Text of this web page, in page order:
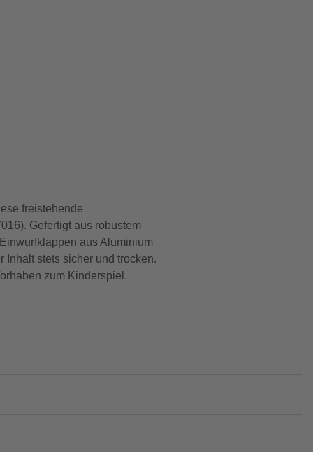
freistehende
Gefertigt aus robustem
aus Aluminium
stets sicher und trocken.
zum Kinderspiel.